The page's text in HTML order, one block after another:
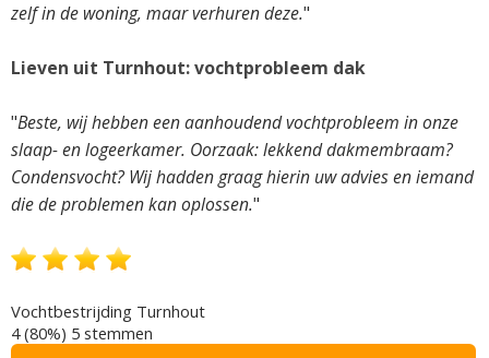
zelf in de woning, maar verhuren deze."
Lieven uit Turnhout: vochtprobleem dak
"Beste, wij hebben een aanhoudend vochtprobleem in onze
slaap- en logeerkamer. Oorzaak: lekkend dakmembraam?
Condensvocht? Wij hadden graag hierin uw advies en iemand
die de problemen kan oplossen."
Vochtbestrijding Turnhout
4(80%) 5 stemmen